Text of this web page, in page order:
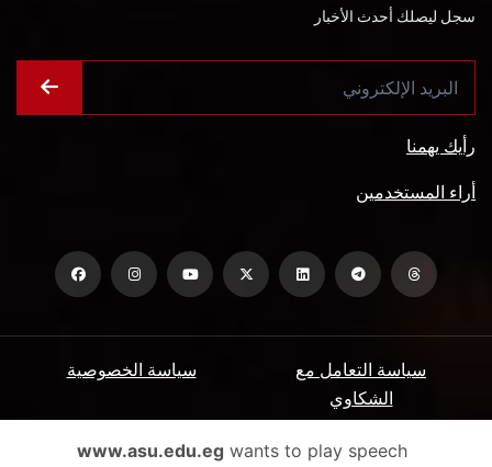
سجل ليصلك أحدث الأخبار
رأيك يهمنا
أراء المستخدمين
سياسة الخصوصية
سياسة التعامل مع
الشكاوي
الأسئلة الشائعة ميثاق المتعاملين www.asu.edu.egwants to play speech